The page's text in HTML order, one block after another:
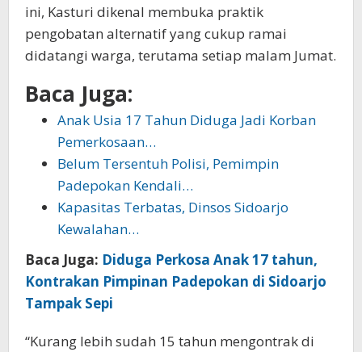
ini, Kasturi dikenal membuka praktik
pengobatan alternatif yang cukup ramai
didatangi warga, terutama setiap malam Jumat.
Baca Juga:
Anak Usia 17 Tahun Diduga Jadi Korban
Pemerkosaan…
Belum Tersentuh Polisi, Pemimpin
Padepokan Kendali…
Kapasitas Terbatas, Dinsos Sidoarjo
Kewalahan…
Baca Juga: Diduga Perkosa Anak 17 tahun,
Kontrakan Pimpinan Padepokan di Sidoarjo
Tampak Sepi
“Kurang lebih sudah 15 tahun mengontrak di